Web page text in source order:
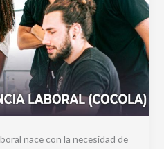
nace con la necesidad de